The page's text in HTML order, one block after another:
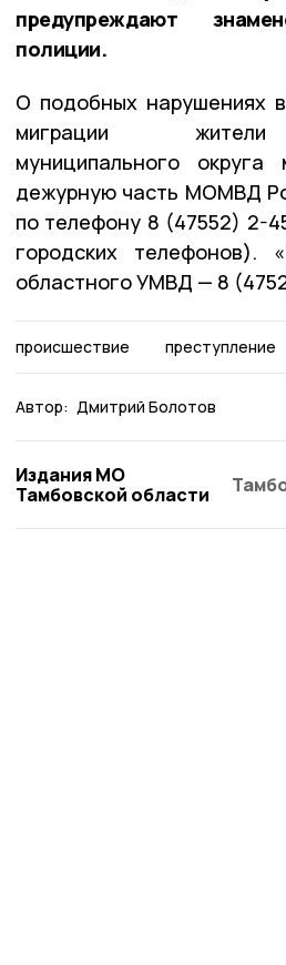
предупреждают
полиции.
О подобных нарушениях
миграции жители
муниципального
дежурную часть МОМВД
по телефону 8 (47552) 2-
городских телефонов).
областного УМВД — 8
происшествие преступление
Автор: Дмитрий Болотов
Издания МО
Тамбовской области